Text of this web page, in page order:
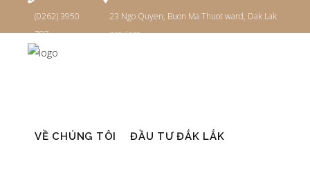
(0262) 3950
787
23 Ngo Quyen, Buon Ma Thuot ward, Dak Lak
province
VỀ CHÚNG TÔI ĐẦU TƯ ĐẮK LẮK